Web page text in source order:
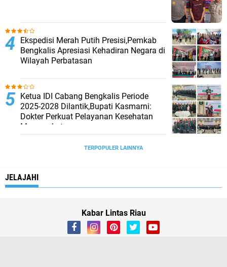
Ekspedisi Merah Putih Presisi,Pemkab
Bengkalis Apresiasi Kehadiran Negara di
Wilayah Perbatasan
Ketua IDI Cabang Bengkalis Periode
2025-2028 Dilantik,Bupati Kasmarni:
Dokter Perkuat Pelayanan Kesehatan
Masyarakat
TERPOPULER LAINNYA
JELAJAHI
Kabar Lintas Riau